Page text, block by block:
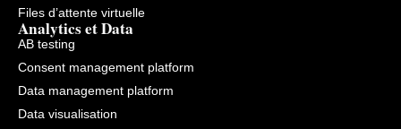
Files d’attente virtuelle
Analytics et Data
AB testing
Consent management platform
Data management platform
Data visualisation